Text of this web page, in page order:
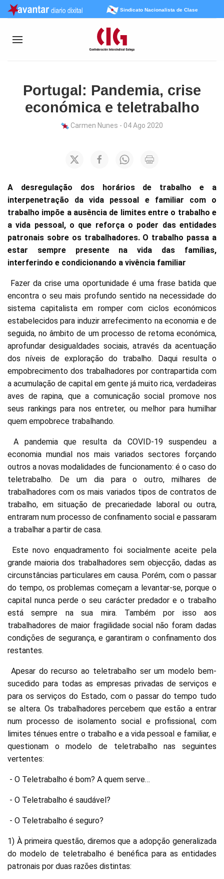
Sindicato Nacionalista de Clase
Portugal: Pandemia, crise
económica e teletrabalho
Carmen Nunes - 04 Ago 2020
A desregulação dos horários de trabalho e a
interpenetração da vida pessoal e familiar com o
trabalho impõe a ausência de limites entre o trabalho e
a vida pessoal, o que reforça o poder das entidades
patronais sobre os trabalhadores. O trabalho passa a
estar sempre presente na vida das famílias,
interferindo e condicionando a vivência familiar
Fazer da crise uma oportunidade é uma frase batida que
encontra o seu mais profundo sentido na necessidade do
sistema capitalista em romper com ciclos económicos
estabelecidos para induzir arrefecimento na economia e de
seguida, no âmbito de um processo de retoma económica,
aprofundar desigualdades sociais, através da acentuação
dos níveis de exploração do trabalho. Daqui resulta o
empobrecimento dos trabalhadores por contrapartida com
a acumulação de capital em gente já muito rica, verdadeiras
aves de rapina, que a comunicação social promove nos
seus rankings para nos entreter, ou melhor para humilhar
quem empobrece trabalhando.
A pandemia que resulta da COVID-19 suspendeu a
economia mundial nos mais variados sectores forçando
outros a novas modalidades de funcionamento: é o caso do
teletrabalho. De um dia para o outro, milhares de
trabalhadores com os mais variados tipos de contratos de
trabalho, em situação de precariedade laboral ou outra,
entraram num processo de confinamento social e passaram
a trabalhar a partir de casa.
Este novo enquadramento foi socialmente aceite pela
grande maioria dos trabalhadores sem objecção, dadas as
circunstâncias particulares em causa. Porém, com o passar
do tempo, os problemas começam a levantar-se, porque o
capital nunca perde o seu carácter predador e o trabalho
está sempre na sua mira. Também por isso aos
trabalhadores de maior fragilidade social não foram dadas
condições de segurança, e garantiram o confinamento dos
restantes.
Apesar do recurso ao teletrabalho ser um modelo bem-
sucedido para todas as empresas privadas de serviços e
para os serviços do Estado, com o passar do tempo tudo
se altera. Os trabalhadores percebem que estão a entrar
num processo de isolamento social e profissional, com
limites ténues entre o trabalho e a vida pessoal e familiar, e
questionam o modelo de teletrabalho nas seguintes
vertentes:
- O Teletrabalho é bom? A quem serve…
- O Teletrabalho é saudável?
- O Teletrabalho é seguro?
1) À primeira questão, diremos que a adopção generalizada
do modelo de teletrabalho é benéfica para as entidades
patronais por duas razões distintas: